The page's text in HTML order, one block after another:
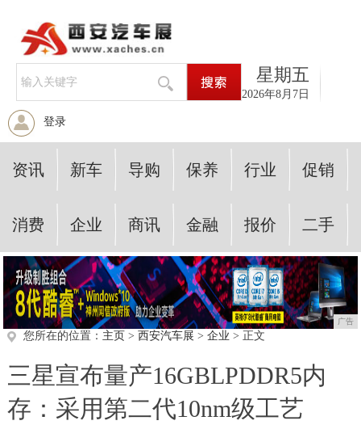
星期五
2026年8月7日
登录
资讯 新车 导购 保养 行业 促销
消费 企业 商讯 金融 报价 二手
广告
您所在的位置： 主页 > 西安汽车展 > 企业 > 正文
三星宣布量产16GBLPDDR5内
存：采用第二代10nm级工艺